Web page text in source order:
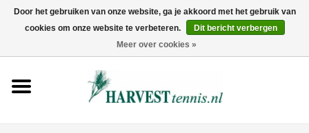
0 Artikelen - €0,00
Door het gebruiken van onze website, ga je akkoord met het gebruik van
cookies om onze website te verbeteren.
Dit bericht verbergen
Meer over cookies »